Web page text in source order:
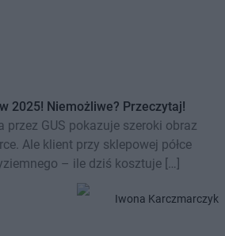
2025! Niemożliwe? Przeczytaj!
przez GUS pokazuje szeroki obraz
Ale klient przy sklepowej półce
– ile dziś kosztuje […]
Iwona Karczmarczyk